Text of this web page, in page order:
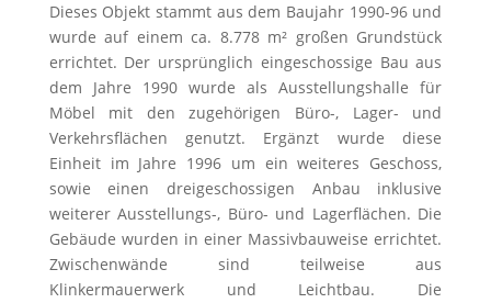
Dieses Objekt stammt aus dem Baujahr 1990-96 und
wurde auf einem ca. 8.778 m² großen Grundstück
errichtet. Der ursprünglich eingeschossige Bau aus
dem Jahre 1990 wurde als Ausstellungshalle für
Möbel mit den zugehörigen Büro-, Lager- und
Verkehrsflächen genutzt. Ergänzt wurde diese
Einheit im Jahre 1996 um ein weiteres Geschoss,
sowie einen dreigeschossigen Anbau inklusive
weiterer Ausstellungs-, Büro- und Lagerflächen. Die
Gebäude wurden in einer Massivbauweise errichtet.
Zwischenwände sind teilweise aus
Klinkermauerwerk und Leichtbau. Die